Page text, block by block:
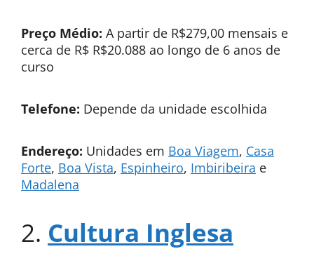
Preço Médio: A partir de R$279,00 mensais e
cerca de R$ R$20.088 ao longo de 6 anos de
curso
Telefone: Depende da unidade escolhida
Endereço: Unidades em Boa Viagem, Casa
Forte, Boa Vista, Espinheiro, Imbiribeira e
Madalena
2. Cultura Inglesa